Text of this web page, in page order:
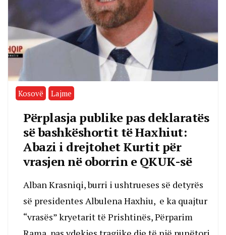
Kosovë Lajme
Përplasja publike pas deklaratës
së bashkëshortit të Haxhiut:
Abazi i drejtohet Kurtit për
vrasjen në oborrin e QKUK-së
Alban Krasniqi, burri i ushtrueses së detyrës
së presidentes Albulena Haxhiu, e ka quajtur
“vrasës” kryetarit të Prishtinës, Përparim